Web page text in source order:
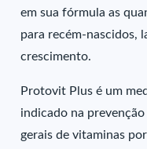
em sua fórmula as
para recém-nascidos,
crescimento.
Protovit Plus é um
indicado na
gerais de vitaminas